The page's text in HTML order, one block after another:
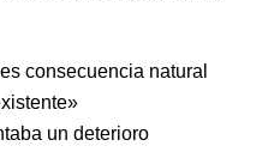
consecuencia natural
un deterioro